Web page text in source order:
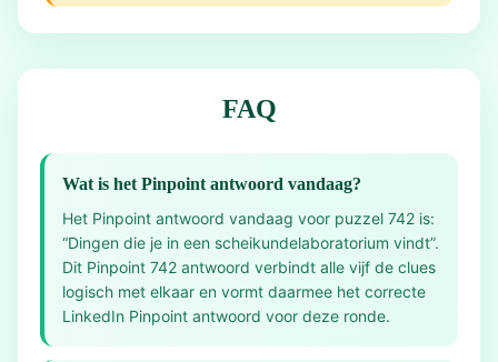
FAQ
Wat is het Pinpoint antwoord vandaag?
Het Pinpoint antwoord vandaag voor puzzel 742 is:
“Dingen die je in een scheikundelaboratorium vindt”.
Dit Pinpoint 742 antwoord verbindt alle vijf de clues
logisch met elkaar en vormt daarmee het correcte
LinkedIn Pinpoint antwoord voor deze ronde.